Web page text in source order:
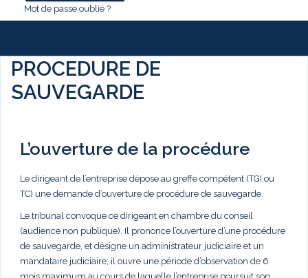
Mot de passe oublié ?
PROCEDURE DE
SAUVEGARDE
L’ouverture de la procédure
Le dirigeant de l’entreprise dépose au greffe compétent (TGI ou
TC) une demande d’ouverture de procédure de sauvegarde.
Le tribunal convoque ce dirigeant en chambre du conseil
(audience non publique). Il prononce l’ouverture d’une procédure
de sauvegarde, et désigne un administrateur judiciaire et un
mandataire judiciaire; il ouvre une période d’observation de 6